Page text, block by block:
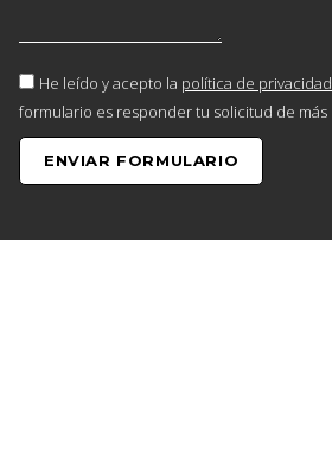
He leído y acepto la política de privacidad
formulario es responder tu solicitud de más
ENVIAR FORMULARIO